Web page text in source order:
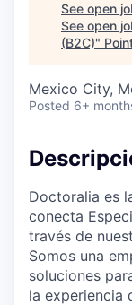
See open
See open
(B2C)"
Mexico City,
Posted 6+
Doctoralia es
conecta
través de
Somos una
soluciones
la experiencia